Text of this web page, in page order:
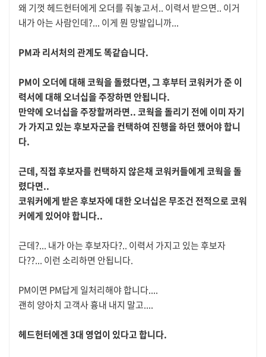
왜 기껏 헤드헌터에게 오더를 줘놓고서.. 이력서 받으면.. 이거
내가 아는 사람인데?... 이게 뭔 망발입니까...
PM과 리서처의 관계도 똑같습니다.
PM이 오더에 대해 코웍을 돌렸다면, 그 후부터 코워커가 준 이
력서에 대해 오너십을 주장하면 안됩니다.
만약에 오너십을 주장할꺼라면.. 코웍을 돌리기 전에 이미 자기
가 가지고 있는 후보자군을 컨택하여 진행을 하던 했어야 합니
다.
근데, 직접 후보자를 컨택하지 않은채 코워커들에게 코웍을 돌
렸다면..
코워커에게 받은 후보자에 대한 오너십은 무조건 전적으로 코워
커에게 있어야 합니다..
근데?... 내가 아는 후보자다?.. 이력서 가지고 있는 후보자
다??... 이런 소리하면 안됩니다.
PM이면 PM답게 일처리해야 합니다....
괜히 양아치 고객사 흉내 내지 말고....
헤드헌터에겐 3대 영업이 있다고 합니다.